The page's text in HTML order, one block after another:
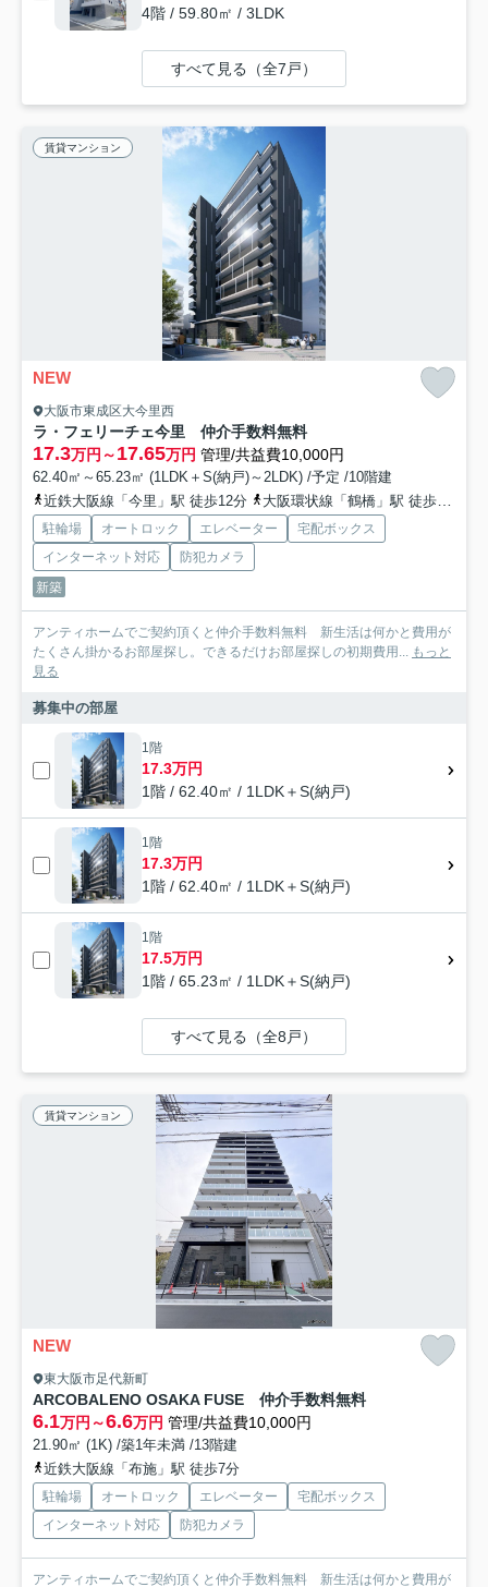
4階 / 59.80㎡ / 3LDK
すべて見る（全7戸）
賃貸マンション
NEW
大阪市東成区大今里西
ラ・フェリーチェ今里 仲介手数料無料
17.3万円～17.65万円 管理/共益費10,000円
62.40㎡～65.23㎡ (1LDK＋S(納戸)～2LDK) /予定 /10階建
近鉄大阪線「今里」駅 徒歩12分
大阪環状線「鶴橋」駅 徒歩16分
駐輪場 オートロック エレベーター
宅配ボックス
インターネット対応
防犯カメラ
新築
アンティホームでご契約頂くと仲介手数料無料 新生活は何かと費用が
たくさん掛かるお部屋探し。できるだけお部屋探しの初期費用... もっと
見る
募集中の部屋
1階
17.3万円
1階 / 62.40㎡ / 1LDK＋S(納戸)
1階
17.3万円
1階 / 62.40㎡ / 1LDK＋S(納戸)
1階
17.5万円
1階 / 65.23㎡ / 1LDK＋S(納戸)
すべて見る（全8戸）
賃貸マンション
NEW
東大阪市足代新町
ARCOBALENO OSAKA FUSE 仲介手数料無料
6.1万円～6.6万円 管理/共益費10,000円
21.90㎡ (1K) /築1年未満 /13階建
近鉄大阪線「布施」駅 徒歩7分
駐輪場 オートロック エレベーター
宅配ボックス
インターネット対応
防犯カメラ
アンティホームでご契約頂くと仲介手数料無料 新生活は何かと費用が